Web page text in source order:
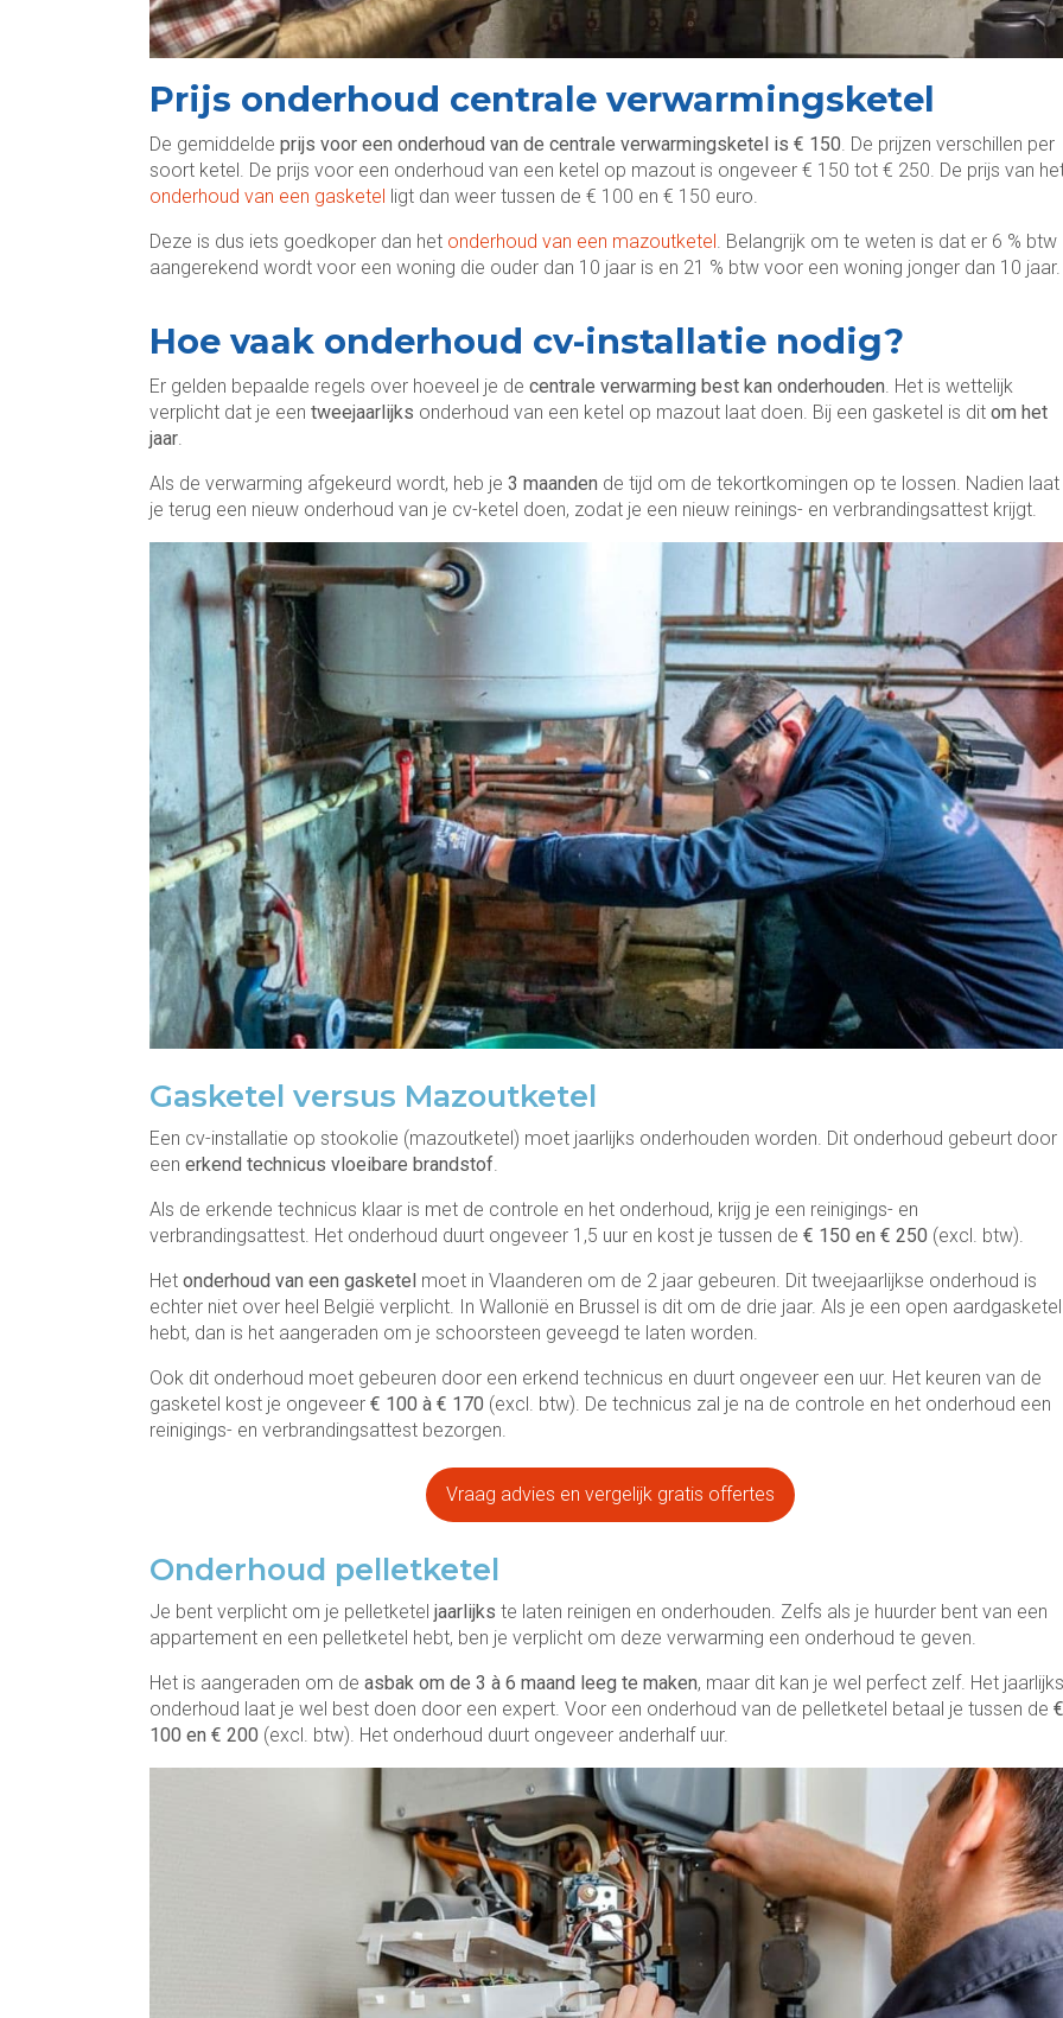
Prijs onderhoud centrale verwarmingsketel
De gemiddelde prijs voor een onderhoud van de centrale verwarmingsketel is € 150. De prijzen verschillen per
soort ketel. De prijs voor een onderhoud van een ketel op mazout is ongeveer € 150 tot € 250. De prijs van
onderhoud van een gasketel ligt dan weer tussen de € 100 en € 150 euro.
Deze is dus iets goedkoper dan het onderhoud van een mazoutketel. Belangrijk om te weten is dat er 6 % btw
aangerekend wordt voor een woning die ouder dan 10 jaar is en 21 % btw voor een woning jonger dan 10 jaar.
Hoe vaak onderhoud cv-installatie nodig?
Er gelden bepaalde regels over hoeveel je de centrale verwarming best kan onderhouden. Het is wettelijk
verplicht dat je een tweejaarlijks onderhoud van een ketel op mazout laat doen. Bij een gasketel is dit om het
jaar.
Als de verwarming afgekeurd wordt, heb je 3 maanden de tijd om de tekortkomingen op te lossen. Nadien laat
je terug een nieuw onderhoud van je cv-ketel doen, zodat je een nieuw reinings- en verbrandingsattest krijgt.
Gasketel versus Mazoutketel
Een cv-installatie op stookolie (mazoutketel) moet jaarlijks onderhouden worden. Dit onderhoud gebeurt door
een erkend technicus vloeibare brandstof.
Als de erkende technicus klaar is met de controle en het onderhoud, krijg je een reinigings- en
verbrandingsattest. Het onderhoud duurt ongeveer 1,5 uur en kost je tussen de € 150 en € 250 (excl. btw).
Het onderhoud van een gasketel moet in Vlaanderen om de 2 jaar gebeuren. Dit tweejaarlijkse onderhoud is
echter niet over heel België verplicht. In Wallonië en Brussel is dit om de drie jaar. Als je een open aardgasketel
hebt, dan is het aangeraden om je schoorsteen geveegd te laten worden.
Ook dit onderhoud moet gebeuren door een erkend technicus en duurt ongeveer een uur. Het keuren van de
gasketel kost je ongeveer € 100 à € 170 (excl. btw). De technicus zal je na de controle en het onderhoud een
reinigings- en verbrandingsattest bezorgen.
Vraag advies en vergelijk gratis offertes
Onderhoud pelletketel
Je bent verplicht om je pelletketel jaarlijks te laten reinigen en onderhouden. Zelfs als je huurder bent van een
appartement en een pelletketel hebt, ben je verplicht om deze verwarming een onderhoud te geven.
Het is aangeraden om de asbak om de 3 à 6 maand leeg te maken, maar dit kan je wel perfect zelf. Het jaarlijks
onderhoud laat je wel best doen door een expert. Voor een onderhoud van de pelletketel betaal je tussen de €
100 en € 200 (excl. btw). Het onderhoud duurt ongeveer anderhalf uur.